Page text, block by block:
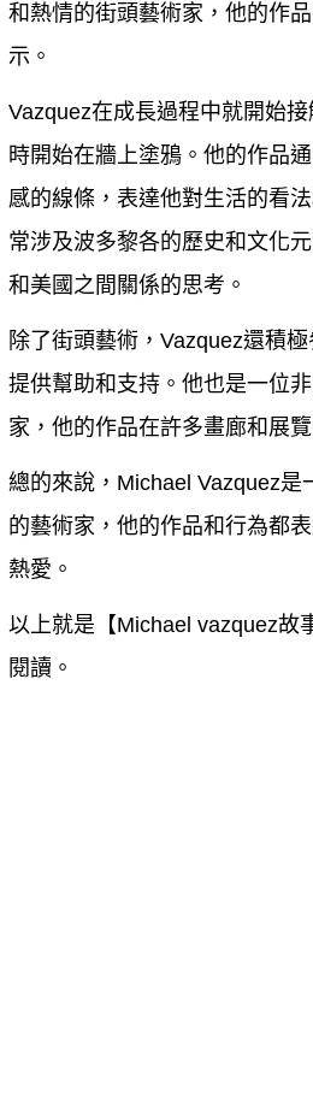
和熱情的街頭藝術家，他的作
示。
Vazquez在成長過程中就開始
時開始在牆上塗鴉。他的作品
感的線條，表達他對生活的看
常涉及波多黎各的歷史和文化
和美國之間關係的思考。
除了街頭藝術，Vazquez還積
提供幫助和支持。他也是一位
家，他的作品在許多畫廊和展
總的來說，Michael Vazquez是
的藝術家，他的作品和行為都
熱愛。
以上就是【Michael vazquez故
閱讀。